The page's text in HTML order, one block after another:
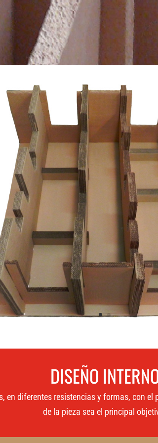
DISEÑO
en diferentes resistencias y formas, con
de la pieza sea el principal